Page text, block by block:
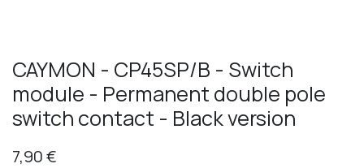
CAYMON - CP45SP/B - Switch
module - Permanent double pole
switch contact - Black version
7,90€